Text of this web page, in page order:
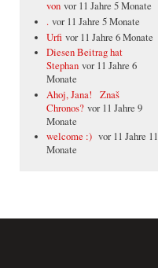
von vor 11 Jahre 5 Monate
. vor 11 Jahre 5 Monate
Urfi vor 11 Jahre 6 Monate
Diesen Beitrag hat
Stephan vor 11 Jahre 6
Monate
Ahoj, Jana! Znaš
Chronos? vor 11 Jahre 9
Monate
welcome :) vor 11 Jahre 11
Monate